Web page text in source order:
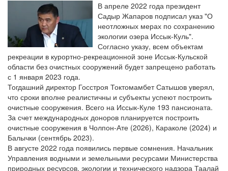
В апреле 2022 года президент
Садыр Жапаров подписал указ "О
неотложных мерах по сохранению
экологии озера Иссык-Куль".
Согласно указу, всем объектам
рекреации в курортно-рекреационной зоне Иссык-Кульской
области без очистных сооружений будет запрещено работать
с 1 января 2023 года.
Тогдашний директор Госстроя Токтомамбет Сатышов уверял,
что сроки вполне реалистичны и субъекты успеют построить
очистные сооружения. Всего на Иссык-Куле 193 пансионата.
За счет международных доноров планируется построить
очистные сооружения в Чолпон-Ате (2026), Караколе (2024) и
Балычки (сентябрь 2023).
В августе 2022 года появились первые сомнения. Начальник
Управления водными и земельными ресурсами Министерства
природных ресурсов, экологии и технического надзора Таалай